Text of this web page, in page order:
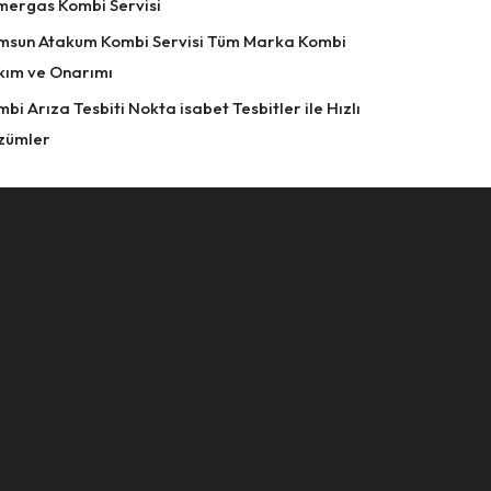
Kombi Servisi
Atakum Kombi Servisi Tüm Marka Kombi
ve Onarımı
Arıza Tesbiti Nokta isabet Tesbitler ile Hızlı